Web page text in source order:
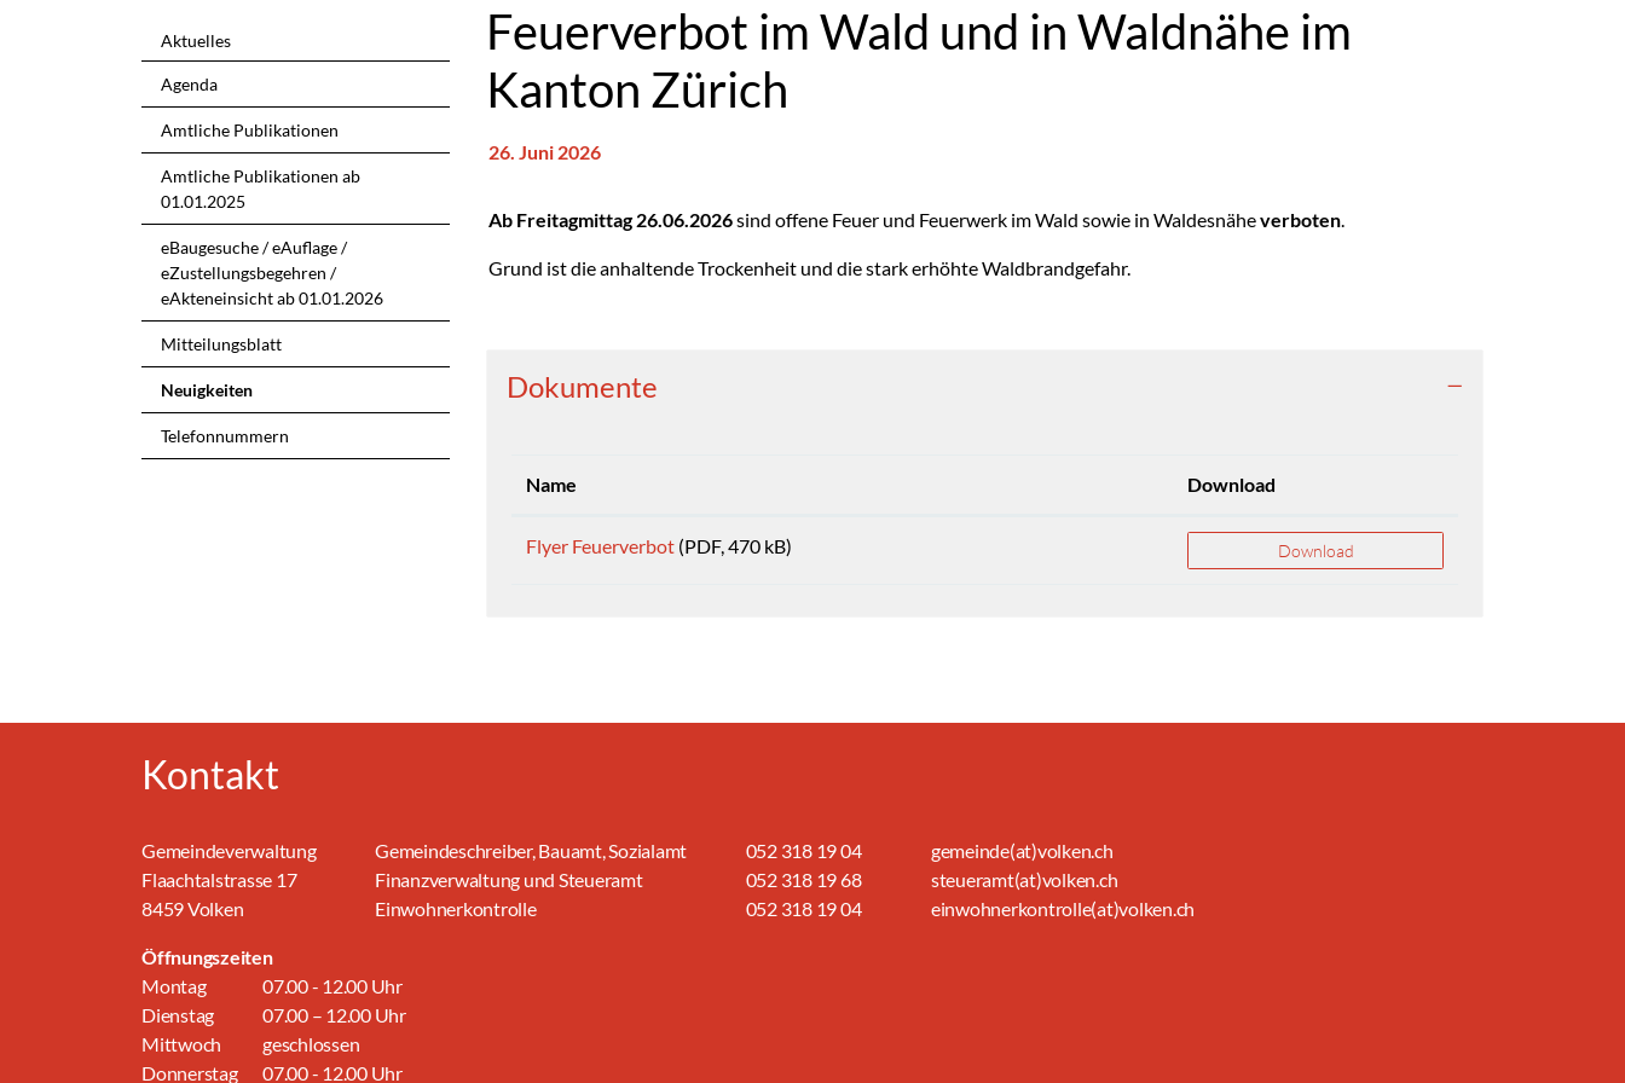
Aktuelles
Agenda
Amtliche Publikationen
Amtliche Publikationen ab
01.01.2025
eBaugesuche / eAuflage /
eZustellungsbegehren /
eAkteneinsicht ab 01.01.2026
Mitteilungsblatt
Neuigkeiten
Telefonnummern
Feuerverbot im Wald und in Waldnähe im
Kanton Zürich
26. Juni 2026
Ab Freitagmittag 26.06.2026sind offene Feuer und Feuerwerk im Wald sowie in Waldesnäheverboten
Grund ist die anhaltende Trockenheit und die stark erhöhte Waldbrandgefahr.
Dokumente
Name Download
Flyer Feuerverbot (PDF, 470 kB) Download
Kontakt
Gemeindeverwaltung
Flaachtalstrasse 17
8459 Volken
Gemeindeschreiber, Bauamt, Sozialamt 052 318 19 04
gemeinde(at)volken.ch
Finanzverwaltung und Steueramt
052 318 19 68
steueramt(at)volken.ch
Einwohnerkontrolle
052 318 19 04 einwohnerkontrolle(at)volken.ch
Öffnungszeiten
Montag
07.00 - 12.00 Uhr
Dienstag
07.00 – 12.00 Uhr
Mittwoch
geschlossen
Donnerstag
07.00 - 12.00 Uhr